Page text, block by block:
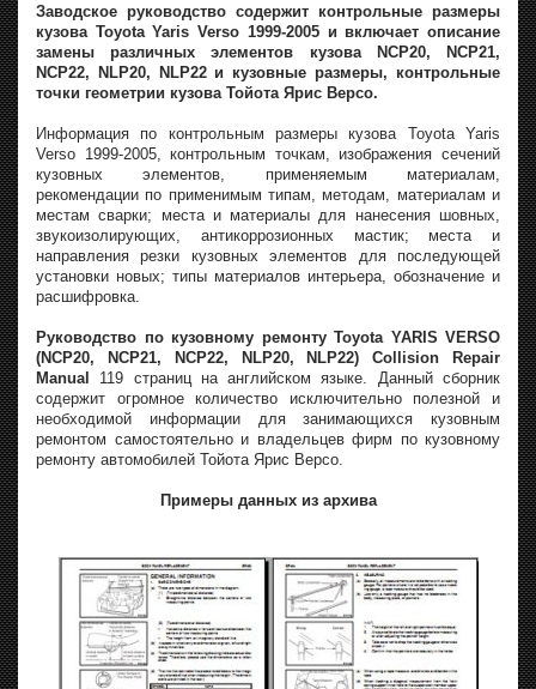
Заводское руководство содержит контрольные размеры
кузова Toyota Yaris Verso 1999-2005 и включает описание
замены различных элементов кузова NCP20, NCP21,
NCP22, NLP20, NLP22 и кузовные размеры, контрольные
точки геометрии кузова Тойота Ярис Версо.
Информация по контрольным размеры кузова Toyota Yaris
Verso 1999-2005, контрольным точкам, изображения сечений
кузовных элементов, применяемым материалам,
рекомендации по применимым типам, методам, материалам и
местам сварки; места и материалы для нанесения шовных,
звукоизолирующих, антикоррозионных мастик; места и
направления резки кузовных элементов для последующей
установки новых; типы материалов интерьера, обозначение и
расшифровка.
Руководство по кузовному ремонту Toyota YARIS VERSO
(NCP20, NCP21, NCP22, NLP20, NLP22) Collision Repair
Manual
119 страниц на английском языке. Данный сборник
содержит огромное количество исключительно полезной и
необходимой информации для занимающихся кузовным
ремонтом самостоятельно и владельцев фирм по кузовному
ремонту автомобилей Тойота Ярис Версо.
Примеры данных из архива